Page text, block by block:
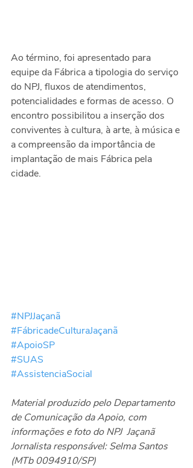
Ao término, foi apresentado para
equipe da Fábrica a tipologia do serviço
do NPJ, fluxos de atendimentos,
potencialidades e formas de acesso. O
encontro possibilitou a inserção dos
conviventes à cultura, à arte, à música e
a compreensão da importância de
implantação de mais Fábrica pela
cidade.
#NPJJaçanã
#FábricadeCulturaJaçanã
#ApoioSP
#SUAS
#AssistenciaSocial
Material produzido pelo Departamento
de Comunicação da Apoio, com
informações e foto do NPJ  Jaçanã
Jornalista responsável: Selma Santos
(MTb 0094910/SP)